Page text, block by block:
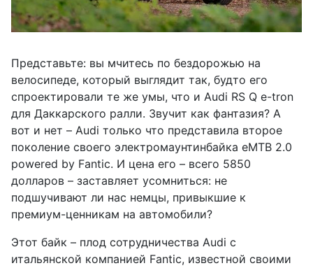
Представьте: вы мчитесь по бездорожью на
велосипеде, который выглядит так, будто его
спроектировали те же умы, что и Audi RS Q e-tron
для Даккарского ралли. Звучит как фантазия? А
вот и нет – Audi только что представила второе
поколение своего электромаунтинбайка eMTB 2.0
powered by Fantic. И цена его – всего 5850
долларов – заставляет усомниться: не
подшучивают ли нас немцы, привыкшие к
премиум-ценникам на автомобили?
Этот байк – плод сотрудничества Audi с
итальянской компанией Fantic, известной своими